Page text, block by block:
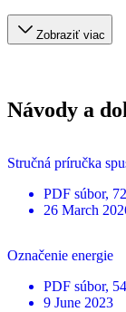
Zobraziť viac
Návody a
Stručná príručka
PDF súbor,
26 March
Označenie energie
PDF súbor,
9 June 2023